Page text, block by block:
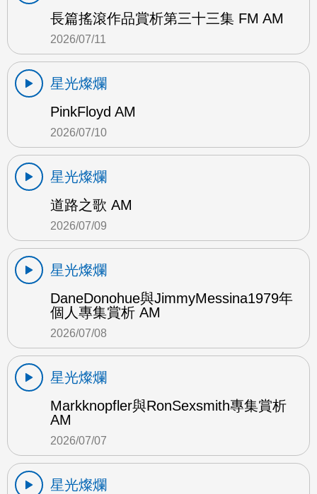
長篇搖滾作品賞析第三十三集 FM AM
2026/07/11
星光燦爛
PinkFloyd AM
2026/07/10
星光燦爛
道路之歌 AM
2026/07/09
星光燦爛
DaneDonohue與JimmyMessina1979年
個人專集賞析 AM
2026/07/08
星光燦爛
Markknopfler與RonSexsmith專集賞析
AM
2026/07/07
星光燦爛